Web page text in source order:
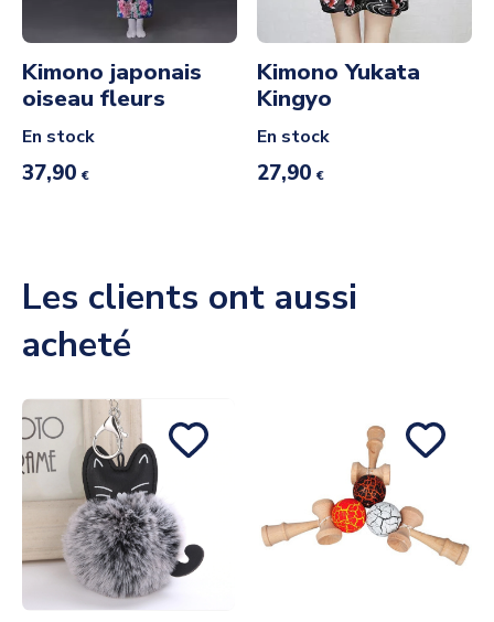
Kimono japonais
oiseau fleurs
En stock
37,90 €
Kimono Yukata
Kingyo
En stock
27,90 €
Les clients ont aussi
acheté